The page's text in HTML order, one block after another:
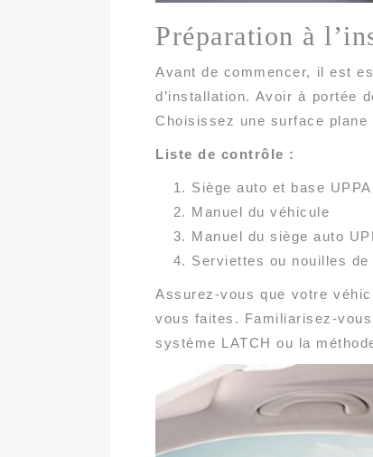
Préparation à
Avant de commencer, il est
d’installation. Avoir à portée
Choisissez une surface
Liste de contrôle :
Siège auto et base
Manuel du véhicule
Manuel du siège auto
Serviettes ou nouilles
Assurez-vous que votre
vous faites. Familiarisez-
système LATCH ou la